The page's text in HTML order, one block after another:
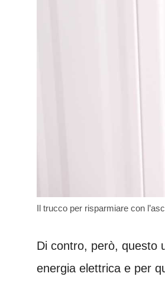
Il trucco per risparmiare con
Di contro, però, questo
energia elettrica e per